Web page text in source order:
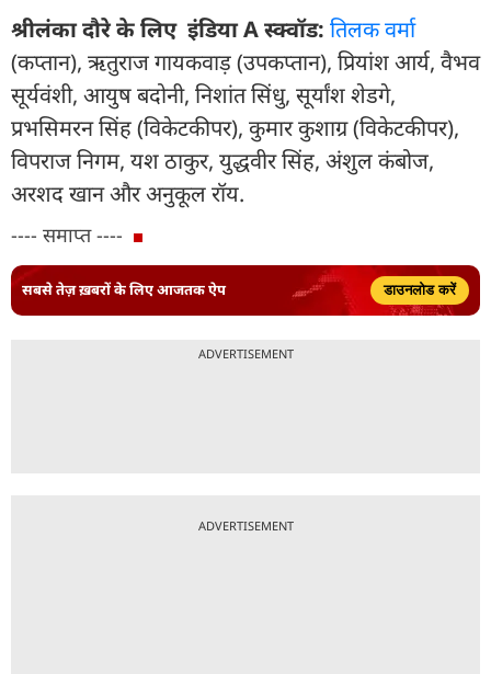
श्रीलंका दौरे के लिए इंडिया A स्क्वॉड: तिलक वर्मा
(कप्तान), ऋतुराज गायकवाड़ (उपकप्तान), प्रियांश आर्य, वैभव
सूर्यवंशी, आयुष बदोनी, निशांत सिंधु, सूर्यांश शेडगे,
प्रभसिमरन सिंह (विकेटकीपर), कुमार कुशाग्र (विकेटकीपर),
विपराज निगम, यश ठाकुर, युद्धवीर सिंह, अंशुल कंबोज,
अरशद खान और अनुकूल रॉय.
---- समाप्त ----
सबसे तेज़ ख़बरों के लिए आजतक ऐप डाउनलोड करें
ADVERTISEMENT
ADVERTISEMENT